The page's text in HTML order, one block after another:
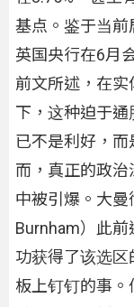
基点。鉴于当前
英国央行在6月
前文所述，在
下，这种迫于通
已不是利好，
而，真正的政
中被引爆。大曼
Burnham）此
功获得了该选
板上钉钉的事。